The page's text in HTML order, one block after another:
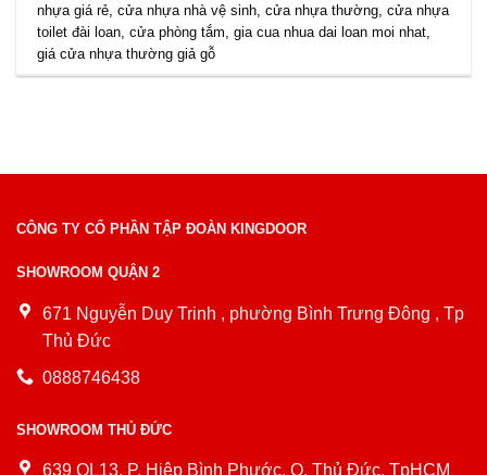
nhựa giá rẻ,cửa nhựa nhà vệ sinh,cửa nhựa thường,cửa nhựa
toilet đài loan,cửa phòng tắm,gia cua nhua dai loan moi nhat,
giá cửa nhựa thường giả gỗ
CÔNG TY CỔ PHẦN TẬP ĐOÀN KINGDOOR
SHOWROOM QUẬN 2
671 Nguyễn Duy Trinh , phường Bình Trưng Đông , Tp
Thủ Đức
0888746438
SHOWROOM THỦ ĐỨC
639 QL13, P. Hiệp Bình Phước, Q. Thủ Đức, TpHCM